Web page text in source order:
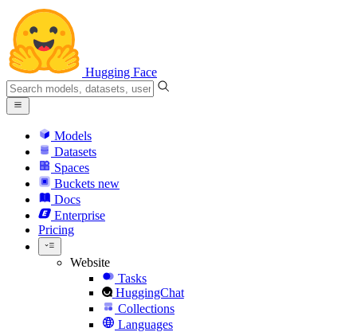
Hugging Face
Models
Datasets
Spaces
Buckets new
Docs
Enterprise
Pricing
Website
Tasks
HuggingChat
Collections
Languages